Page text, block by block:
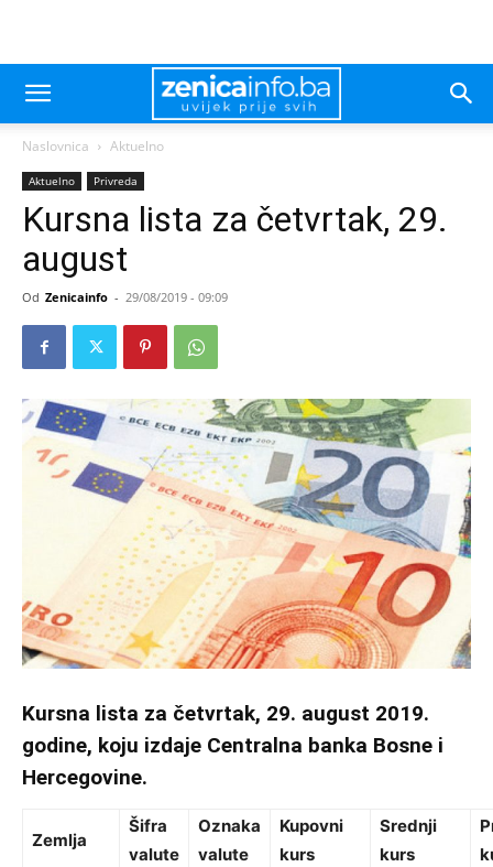
Naslovnica Aktuelno
Aktuelno Privreda
Kursna lista za četvrtak, 29.
august
Od Zenicainfo - 29/08/2019 - 09:09
Kursna lista za četvrtak, 29. august 2019.
godine, koju izdaje Centralna banka Bosne i
Hercegovine.
Zemlja
Šifra
valute
Oznaka
valute
Kupovni
kurs
Srednji
kurs